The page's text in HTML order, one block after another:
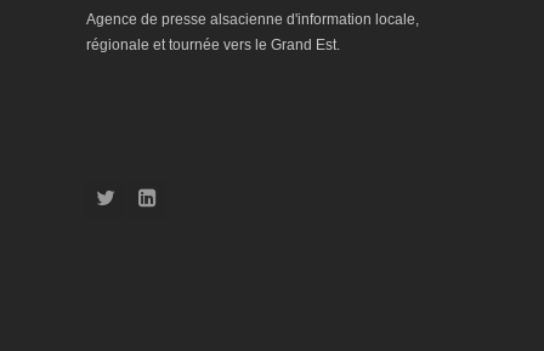
Agence de presse alsacienne d'information locale,
régionale et tournée vers le Grand Est.